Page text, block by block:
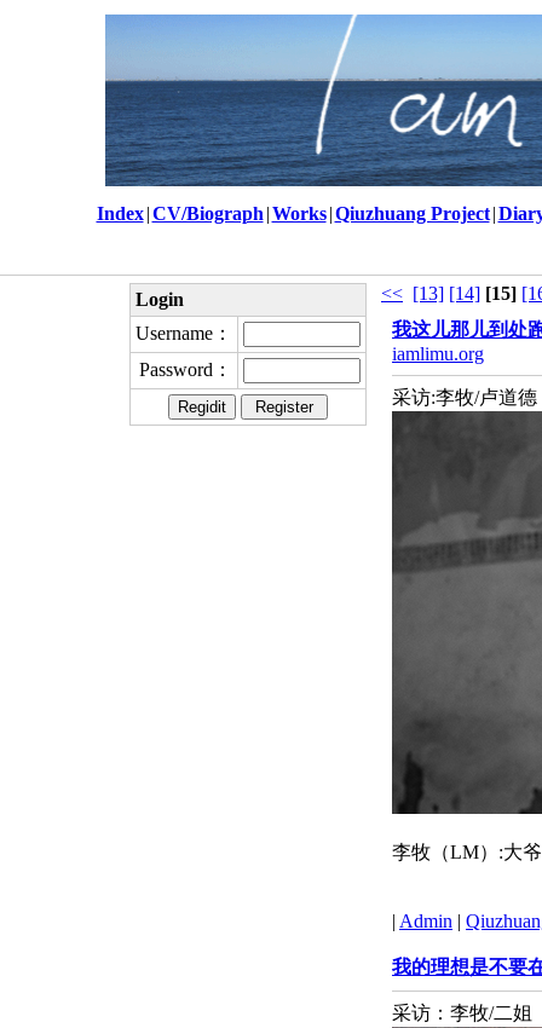
Index |CV/Biograph |Works |Qiuzhuang Project |
Login
Username：
Password：
<< [13] [14] [15]
我这儿那儿到处
iamlimu.org
采访:李牧/卢道德
李牧（LM）:大
| Admin |
我的理想是不要
采访：李牧/二姐